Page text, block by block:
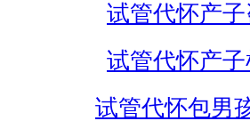
试管代怀产子
试管代怀产子
试管代怀包男